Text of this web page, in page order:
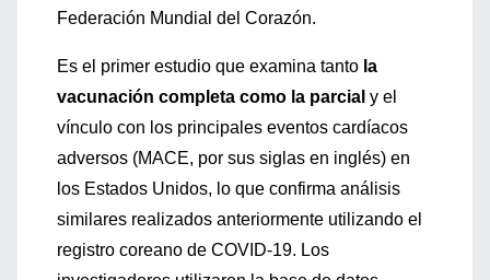
Federación Mundial del Corazón.
Es el primer estudio que examina tanto la
vacunación completa como la parcial y el
vínculo con los principales eventos cardíacos
adversos (MACE, por sus siglas en inglés) en
los Estados Unidos, lo que confirma análisis
similares realizados anteriormente utilizando el
registro coreano de COVID-19. Los